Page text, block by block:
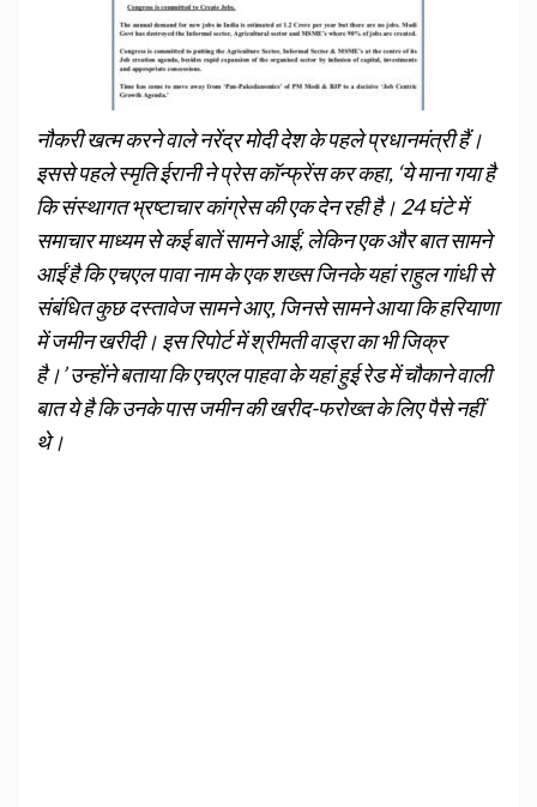
नौकरी खत्म करने वाले नरेंद्र मोदी देश के पहले प्रधानमंत्री हैं।
इससे पहले स्‍मृति ईरानी ने प्रेस कॉन्‍फ्रेंस कर कहा, ‘ये माना गया है
कि संस्थागत भ्रष्टाचार कांग्रेस की एक देन रही है। 24 घंटे में
समाचार माध्यम से कई बातें सामने आईं, लेकिन एक और बात सामने
आईं है कि एचएल पावा नाम के एक शख्स जिनके यहां राहुल गांधी से
संबंधित कुछ दस्तावेज सामने आए, जिनसे सामने आया कि हरियाणा
में जमीन खरीदी। इस रिपोर्ट में श्रीमती वाड्रा का भी जिक्र
है।’ उन्होंने बताया कि एचएल पाहवा के यहां हुई रेड में चौकाने वाली
बात ये है कि उनके पास जमीन की खरीद-फरोख्त के लिए पैसे नहीं
थे।